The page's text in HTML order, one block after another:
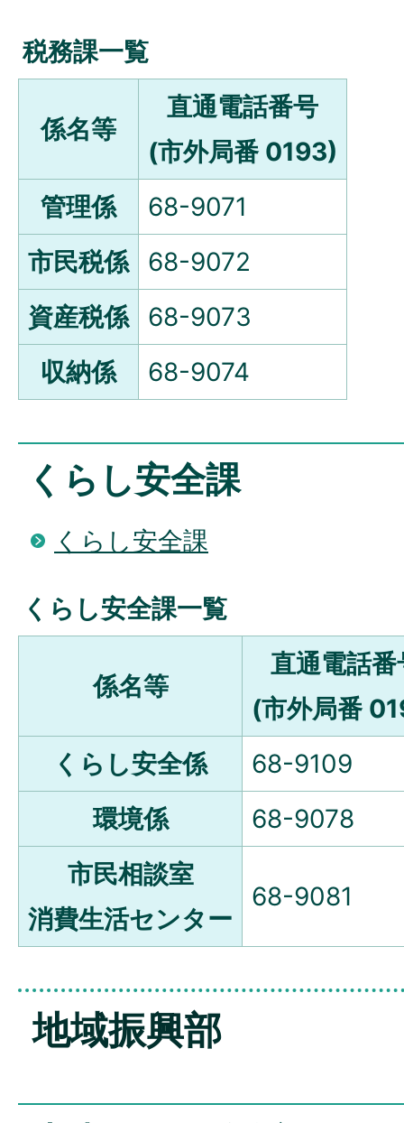
税務課一覧
係名等
直通電話番号
(市外局番 0193)
管理係
68-9071
市民税係
68-9072
資産税係
68-9073
収納係
68-9074
くらし安全課
くらし安全課
くらし安全課一覧
係名等
直通電話番
(市外局番
くらし安全係
68-9109
環境係
68-9078
市民相談室
消費生活センター
68-9081
地域振興部